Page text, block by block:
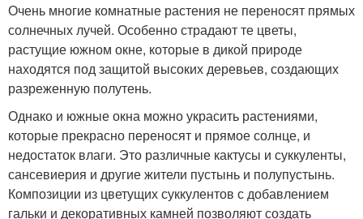
Очень многие комнатные растения не переносят прямых
солнечных лучей. Особенно страдают те цветы,
растущие южном окне, которые в дикой природе
находятся под защитой высоких деревьев, создающих
разреженную полутень.
Однако и южные окна можно украсить растениями,
которые прекрасно переносят и прямое солнце, и
недостаток влаги. Это различные кактусы и суккуленты,
сансевиерия и другие жители пустынь и полупустынь.
Композиции из цветущих суккулентов с добавлением
гальки и декоративных камней позволяют создать